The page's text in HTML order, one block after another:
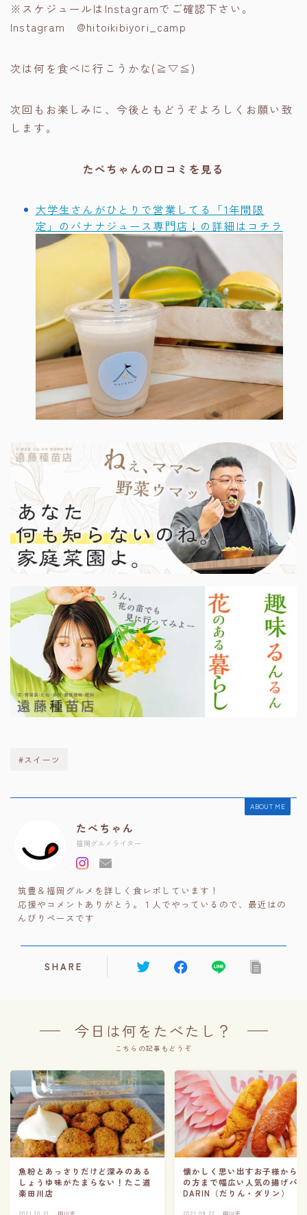
※スケジュールはInstagramでご確認下さい。
Instagram @hitoikibiyori_camp
次は何を食べに行こうかな(≧▽≦)
次回もお楽しみに、今後ともどうぞよろしくお願い致
します。
たべちゃんの口コミを見る
大学生さんがひとりで営業してる「1年間限
定」のバナナジュース専門店↓の詳細はコチラ
#スイーツ
ABOUT ME
たべちゃん
福岡グルメライター
筑豊＆福岡グルメを詳しく食レポしています！
応援やコメントありがとう。１人でやっているので、最近はの
んびりペースです
SHARE
今日は何をたべたし？
こちらの記事もどうぞ
魚粉とあっさりだけど深みのある
しょうゆ味がたまらない！たこ道
楽田川店
2021.10.21 田川市
懐かしく思い出すお子様から
の方まで幅広い人気の揚げパ
DARIN（だりん・ダリン）
2021.09.27 田川市